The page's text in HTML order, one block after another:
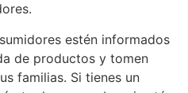
estén informados
de productos y tomen
familias. Si tienes un